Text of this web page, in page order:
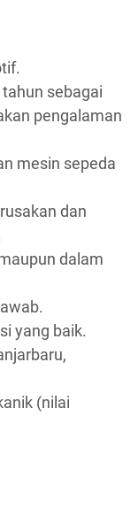
sebagai
pengalaman
mesin sepeda
dan
dalam
yang baik.
(nilai